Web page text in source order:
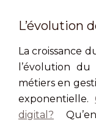
L’évolution
La croissance
l’évolution
métiers en
exponentielle.
digital?